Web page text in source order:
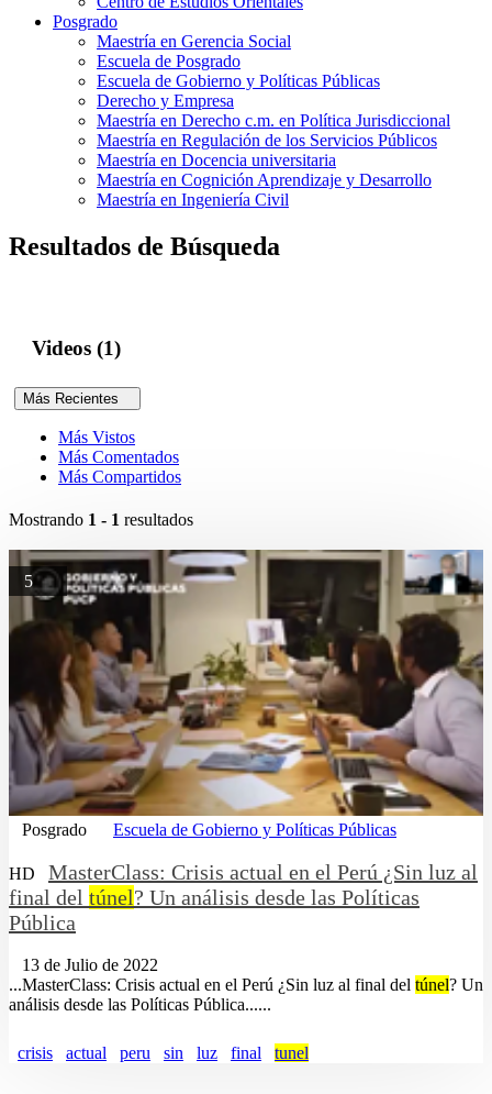
Posgrado
Maestría en Gerencia Social
Escuela de Posgrado
Escuela de Gobierno y Políticas Públicas
Derecho y Empresa
Maestría en Derecho c.m. en Política Jurisdiccional
Maestría en Regulación de los Servicios Públicos
Maestría en Docencia universitaria
Maestría en Cognición Aprendizaje y Desarrollo
Maestría en Ingeniería Civil
Resultados de Búsqueda
Videos (1)
Más Recientes
Más Vistos
Más Comentados
Más Compartidos
Mostrando 1 - 1 resultados
5
Posgrado Escuela de Gobierno y Políticas Públicas
HD
MasterClass: Crisis actual en el Perú ¿Sin luz al
final del túnel? Un análisis desde las Políticas
Pública
13 de Julio de 2022
...MasterClass: Crisis actual en el Perú ¿Sin luz al final del túnel? Un
análisis desde las Políticas Pública......
crisis actual peru sin luz final tunel